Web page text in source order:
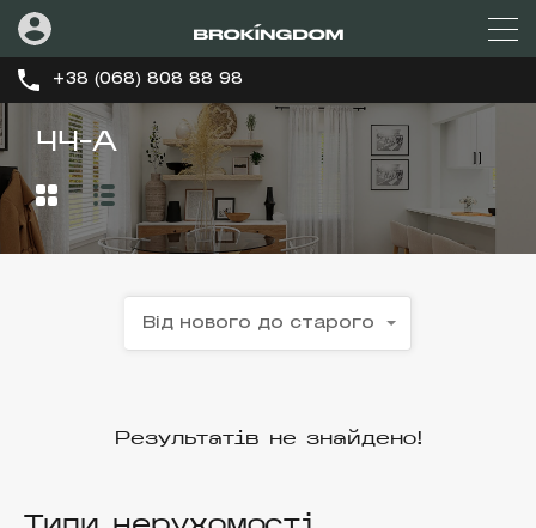
+38 (068) 808 88 98
44-А
Від нового до старого
Результатів не знайдено!